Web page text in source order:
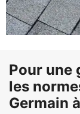
Pour une
les
Germain